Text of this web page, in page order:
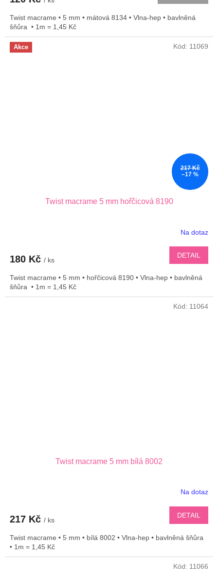
Twist macrame • 5 mm • mátová 8134 • Vlna-hep • bavlněná
šňůra • 1m = 1,45 Kč
Akce
217 Kč
–17 %
Twist macrame 5 mm hořčicová 8190
Na dotaz
180 Kč / ks
DETAIL
Twist macrame • 5 mm • hořčicová 8190 • Vlna-hep • bavlněná
šňůra • 1m = 1,45 Kč
Kód: 11069
Twist macrame 5 mm bílá 8002
Na dotaz
217 Kč / ks
DETAIL
Twist macrame • 5 mm • bílá 8002 • Vlna-hep • bavlněná šňůra
• 1m = 1,45 Kč
Kód: 11064
Kód: 11066